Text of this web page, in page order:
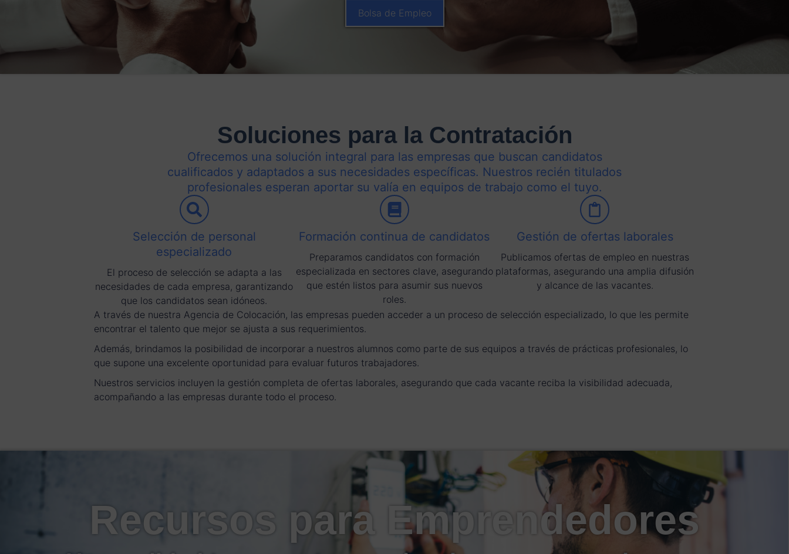
Bolsa de Empleo
Soluciones para la Contratación
Ofrecemos una solución integral para las empresas que buscan candidatos
cualificados y adaptados a sus necesidades específicas. Nuestros recién titulados
profesionales esperan aportar su valía en equipos de trabajo como el tuyo.
Selección de personal
especializado
El proceso de selección se adapta a las
necesidades de cada empresa, garantizando
que los candidatos sean idóneos.
Formación continua de candidatos
Preparamos candidatos con formación
especializada en sectores clave, asegurando
que estén listos para asumir sus nuevos
roles.
Gestión de ofertas laborales
Publicamos ofertas de empleo en nuestras
plataformas, asegurando una amplia difusión
y alcance de las vacantes.
A través de nuestra Agencia de Colocación, las empresas pueden acceder a un proceso de selección especializado, lo que les permite
encontrar el talento que mejor se ajusta a sus requerimientos.
Además, brindamos la posibilidad de incorporar a nuestros alumnos como parte de sus equipos a través de prácticas profesionales, lo
que supone una excelente oportunidad para evaluar futuros trabajadores.
Nuestros servicios incluyen la gestión completa de ofertas laborales, asegurando que cada vacante reciba la visibilidad adecuada,
acompañando a las empresas durante todo el proceso.
Recursos para Emprendedores